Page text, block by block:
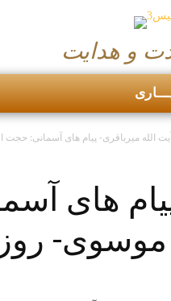
و هدایت
الله میرباقری- پیام های آسمانی: حجت الاسلام
های
22 رمضان 2021